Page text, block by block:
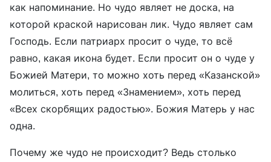
как напоминание. Но чудо являет не доска, на
которой краской нарисован лик. Чудо являет сам
Господь. Если патриарх просит о чуде, то всё
равно, какая икона будет. Если просит он о чуде у
Божией Матери, то можно хоть перед «Казанской»
молиться, хоть перед «Знамением», хоть перед
«Всех скорбящих радостью». Божия Матерь у нас
одна.
Почему же чудо не происходит? Ведь столько